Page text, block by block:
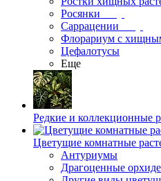
Росянки
Саррацении
Флорариум с
Цефалотусы
Еще
Редкие и коллекционные
Цветущие комнатные
Антуриумы
Драгоценные